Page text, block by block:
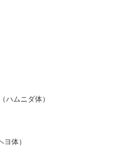
（ハムニダ体）
ヨ体）